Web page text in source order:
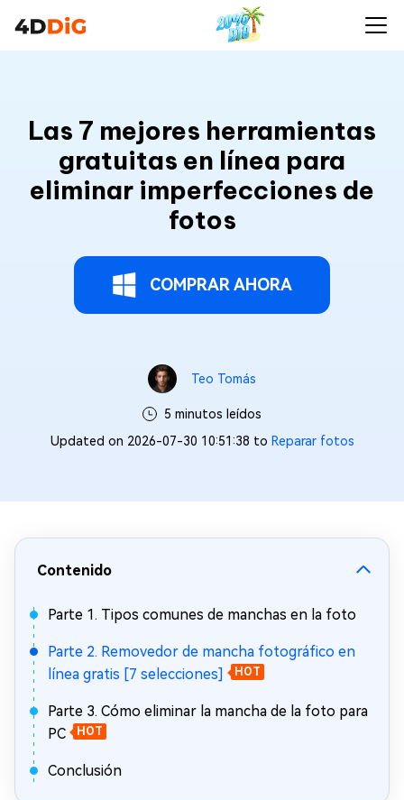
Las 7 mejores herramientas
gratuitas en línea para
eliminar imperfecciones de
fotos
COMPRAR AHORA
Teo Tomás
5 minutos leídos
Updated on 2026-07-30 10:51:38 to Reparar fotos
Contenido
Parte 1. Tipos comunes de manchas en la foto
Parte 2. Removedor de mancha fotográfico en
línea gratis [7 selecciones]
HOT
Parte 3. Cómo eliminar la mancha de la foto para
PC
HOT
Conclusión